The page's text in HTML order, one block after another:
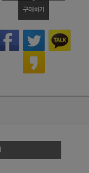
구매하기